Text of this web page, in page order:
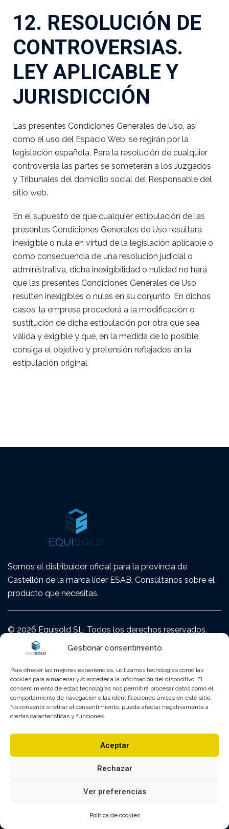
Gestionar consentimiento
Para ofrecer las mejores experiencias, utilizamos tecnologías como las
cookies para almacenar y/o acceder a la información del dispositivo. El
consentimiento de estas tecnologías nos permitirá procesar datos como el
comportamiento de navegación o las identificaciones únicas en este sitio.
No consentir o retirar el consentimiento, puede afectar negativamente a
ciertas características y funciones.
Aceptar
Rechazar
Ver preferencias
Política de cookies
12. RESOLUCIÓN DE
CONTROVERSIAS.
LEY APLICABLE Y
JURISDICCIÓN
Las presentes Condiciones Generales de Uso, así
como el uso del Espacio Web, se regirán por la
legislación española. Para la resolución de cualquier
controversia las partes se someterán a los Juzgados
y Tribunales del domicilio social del Responsable del
sitio web.
En el supuesto de que cualquier estipulación de las
presentes Condiciones Generales de Uso resultara
inexigible o nula en virtud de la legislación aplicable o
como consecuencia de una resolución judicial o
administrativa, dicha inexigibilidad o nulidad no hará
que las presentes Condiciones Generales de Uso
resulten inexigibles o nulas en su conjunto. En dichos
casos, la empresa procederá a la modificación o
sustitución de dicha estipulación por otra que sea
válida y exigible y que, en la medida de lo posible,
consiga el objetivo y pretensión reflejados en la
estipulación original
Somos el distribuidor oficial para la provincia de
Castellón de la marca líder ESAB. Consúltanos sobre el
producto que necesitas.
© 2026 Equisold SL. Todos los derechos reservados.
Política de privacidad
Aviso legal
Política de cookies